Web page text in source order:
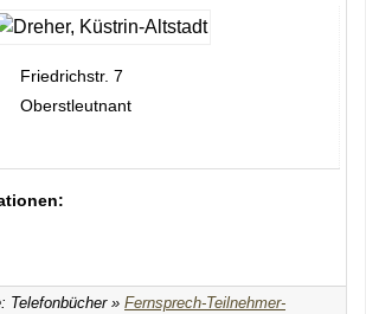
Friedrichstr. 7
Oberstleutnant
Telefonbücher » Fernsprech-Teilnehmer-